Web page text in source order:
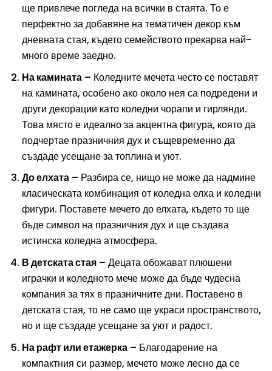
ще привлече погледа на всички в стаята. То е
перфектно за добавяне на тематичен декор към
дневната стая, където семейството прекарва най-
много време заедно.
На камината – Коледните мечета често се поставят
на камината, особено ако около нея са подредени и
други декорации като коледни чорапи и гирлянди.
Това място е идеално за акцентна фигура, която да
подчертае празничния дух и същевременно да
създаде усещане за топлина и уют.
До елхата – Разбира се, нищо не може да надмине
класическата комбинация от коледна елха и коледни
фигури. Поставете мечето до елхата, където то ще
бъде символ на празничния дух и ще създава
истинска коледна атмосфера.
В детската стая – Децата обожават плюшени
играчки и коледното мече може да бъде чудесна
компания за тях в празничните дни. Поставено в
детската стая, то не само ще украси пространството,
но и ще създаде усещане за уют и радост.
На рафт или етажерка – Благодарение на
компактния си размер, мечето може лесно да се